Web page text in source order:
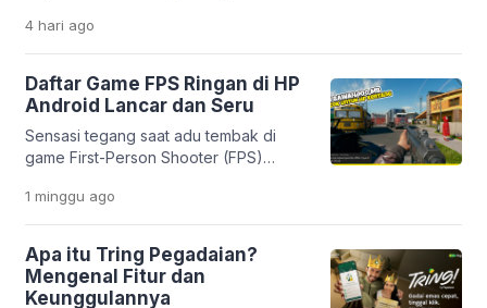
kurang baik” di aplikasi BRImo?
Rasanya pasti bikin panik, apalagi kalau
situasinya mendesak. Masalah ini
memang cukup sering dialami oleh
nasabah Bank BRI. Tapi tenang,
penyebabnya nggak selalu karena
server gangguan. Justru, dalam banyak
pengaturan di […]
4 hari ago
Daftar Game FPS Ringan di HP
Android Lancar dan Seru
Sensasi tegang saat adu tembak di
game First-Person Shooter (FPS)
di rumah atau lagi santai di luar, genre
ini nggak pernah gagal memacu
adrenalin. Masalahnya, nggak semua
orang punya HP flagship dengan
storage besar. Banyak pengguna
1 minggu ago
Apa itu Tring Pegadaian?
Mengenal Fitur dan
Keunggulannya